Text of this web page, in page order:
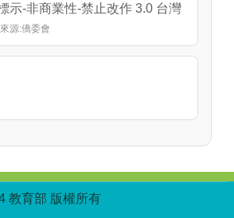
示-非商業性-禁止改作 3.0 台灣
源:僑委會
教育部 版權所有